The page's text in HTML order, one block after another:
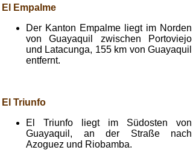
El Empalme
Der Kanton Empalme liegt im Norden
von Guayaquil zwischen Portoviejo
und Latacunga, 155 km von Guayaquil
entfernt.
El Triunfo
El Triunfo liegt im Südosten von
Guayaquil, an der Straße nach
Azoguez und Riobamba.